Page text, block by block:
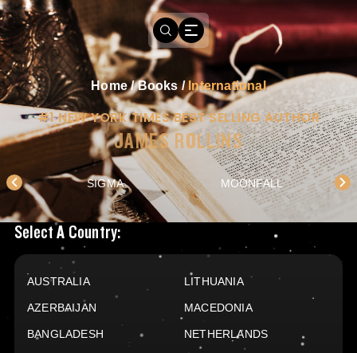
Home/Books/International
#1 NEW YORK TIMES BEST SELLING AUTHOR
JAMES ROLLINS
SIGMA MOONFALL
Books Available In
Select A Country:
AUSTRALIA
AZERBAIJAN
BANGLADESH
LITHUANIA
MACEDONIA
NETHERLANDS